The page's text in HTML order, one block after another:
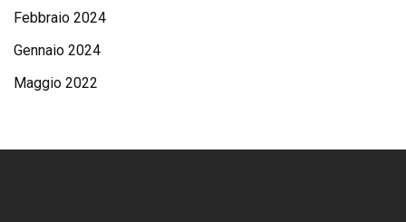
Febbraio 2024
Gennaio 2024
Maggio 2022